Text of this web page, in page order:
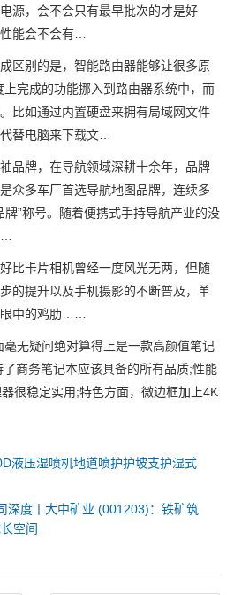
源，会不会只有最早批次的才是好
能会不会有…
别的是，智能路由器能够让很多原
完成的功能挪入到路由器系统中，而
比如通过内置硬盘来拥有局域网文件
替电脑来下载文…
牌，在导航领域深耕十余年，品牌
众多车厂首选导航地图品牌，连续多
牌”称号。随着便携式手持导航产业的没
卡片相机曾经一度风光无两，但随
的提升以及手机摄影的不断普及，单
中的鸡肋……
无疑问绝对算得上是一款高颜值笔记
商务笔记本应该具备的所有品质;性能
很稳定实用;特色方面，微边框加上4K
液压湿喷机地道喷护护坡支护湿式
深度丨大中矿业 (001203)：铁矿筑
空间